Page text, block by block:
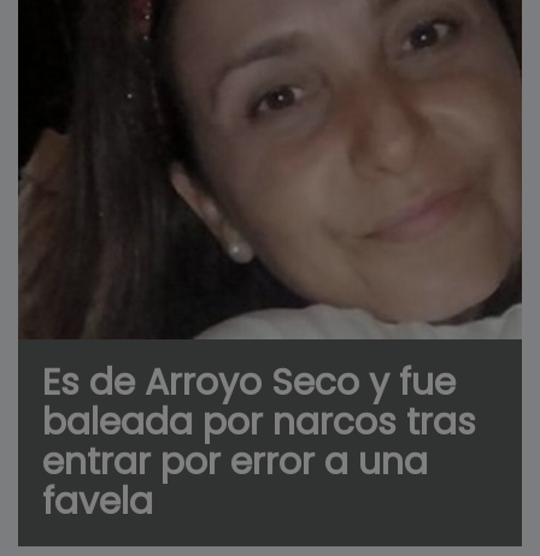
Es de Arroyo Seco y fue
baleada por narcos tras
entrar por error a una
favela